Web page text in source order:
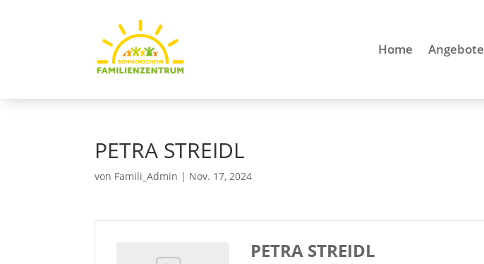
Home Angebote
PETRA STREIDL
von Famili_Admin | Nov. 17, 2024
PETRA STREIDL